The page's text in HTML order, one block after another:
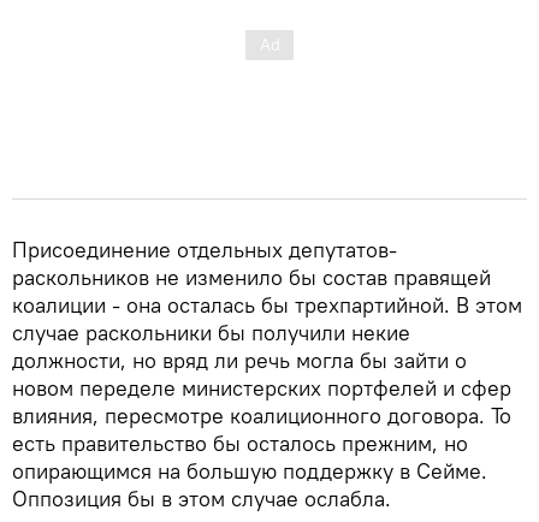
Присоединение отдельных депутатов-
раскольников не изменило бы состав правящей
коалиции - она осталась бы трехпартийной. В этом
случае раскольники бы получили некие
должности, но вряд ли речь могла бы зайти о
новом переделе министерских портфелей и сфер
влияния, пересмотре коалиционного договора. То
есть правительство бы осталось прежним, но
опирающимся на большую поддержку в Сейме.
Оппозиция бы в этом случае ослабла.